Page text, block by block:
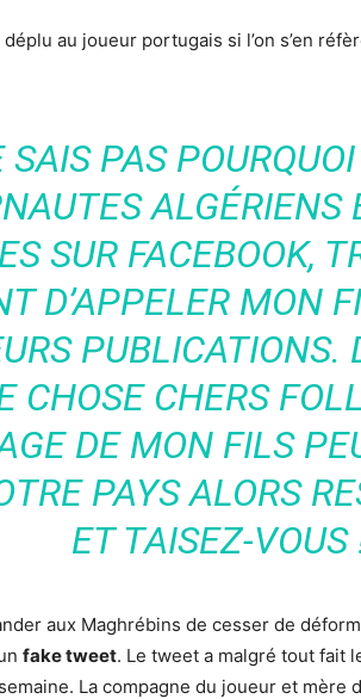
au joueur portugais si l’on s’en
PAS
ALGÉRIENS
SUR FACEBOOK,
D’APPELER MON
PUBLICATIONS.
CHOSE CHERS
DE MON FILS
PAYS ALORS
ET TAISEZ-VOUS
aux Maghrébins de cesser de
fake tweet. Le tweet a malgré tout fait
La compagne du joueur et mère